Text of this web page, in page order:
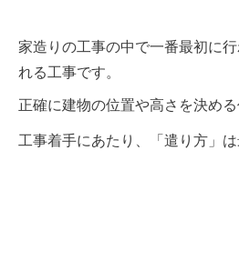
家造りの工事の中で一番最初に
れる工事です。
正確に建物の位置や高さを決め
工事着手にあたり、「遣り方」